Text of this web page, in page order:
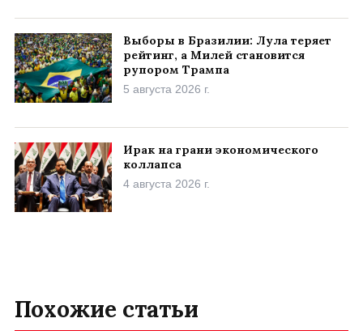
Выборы в Бразилии: Лула теряет
рейтинг, а Милей становится
рупором Трампа
5 августа 2026 г.
Ирак на грани экономического
коллапса
4 августа 2026 г.
Похожие статьи